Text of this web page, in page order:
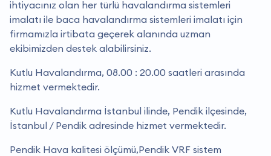
i̇htiyacınız olan her türlü havalandırma sistemleri
imalatı ile baca havalandırma sistemleri imalatı için
firmamızla irtibata geçerek alanında uzman
ekibimizden destek alabilirsiniz.
Kutlu Havalandırma, 08.00 : 20.00 saatleri arasında
hizmet vermektedir.
Kutlu Havalandırma İstanbul ilinde, Pendik ilçesinde,
İstanbul / Pendik adresinde hizmet vermektedir.
Pendik Hava kalitesi ölçümü,Pendik VRF sistem